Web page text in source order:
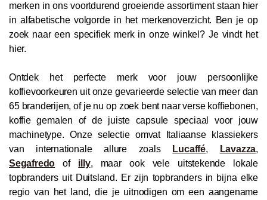
merken in ons voortdurend groeiende assortiment staan hier
in alfabetische volgorde in het merkenoverzicht. Ben je op
zoek naar een specifiek merk in onze winkel? Je vindt het
hier.
Ontdek het perfecte merk voor jouw persoonlijke
koffievoorkeuren uit onze gevarieerde selectie van meer dan
65 branderijen, of je nu op zoek bent naar verse koffiebonen,
koffie gemalen of de juiste capsule speciaal voor jouw
machinetype. Onze selectie omvat Italiaanse klassiekers
van internationale allure zoals
Lucaffé, Lavazza,
Segafredo of illy, maar ook vele uitstekende lokale
topbranders uit Duitsland. Er zijn topbranders in bijna elke
regio van het land, die je uitnodigen om een aangename